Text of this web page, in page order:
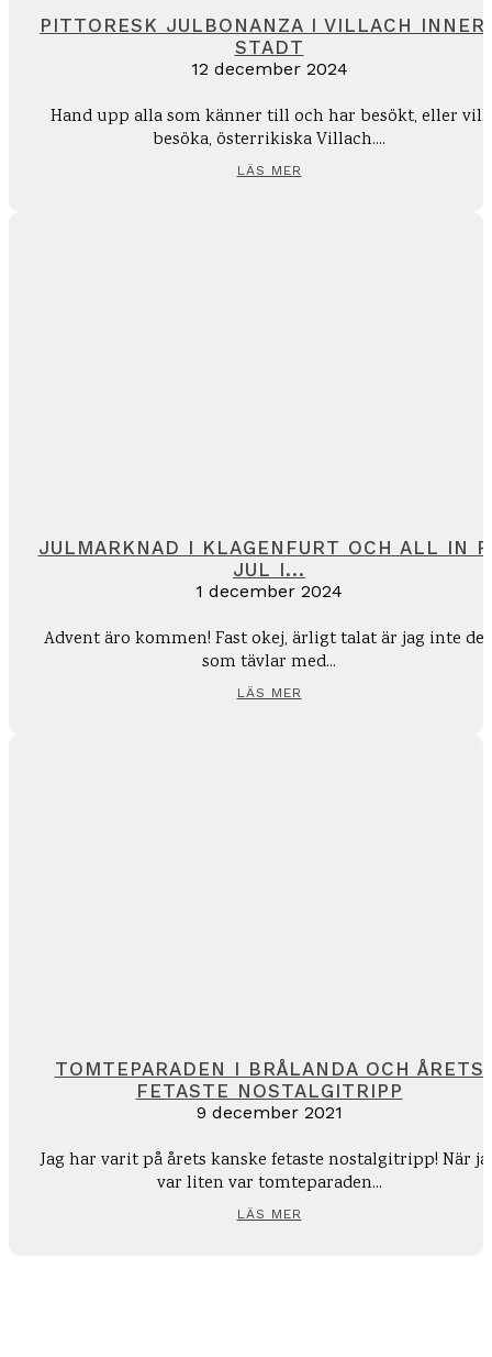
PITTORESK JULBONANZA I VILLACH
STADT
12 december 2024
Hand upp alla som känner till och har besökt, eller vill
besöka, österrikiska Villach....
LÄS MER
JULMARKNAD I KLAGENFURT OCH ALL IN
JUL I...
1 december 2024
Advent äro kommen! Fast okej, ärligt talat är jag inte
som tävlar med...
LÄS MER
TOMTEPARADEN I BRÅLANDA OCH ÅRETS
FETASTE NOSTALGITRIPP
9 december 2021
Jag har varit på årets kanske fetaste nostalgitripp! När
var liten var tomteparaden...
LÄS MER